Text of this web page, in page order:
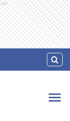
Ads